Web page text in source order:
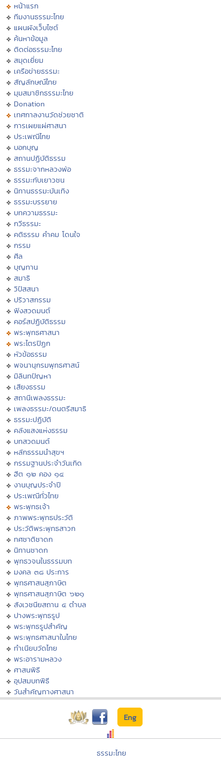
หน้าแรก
ทีมงานธรรมะไทย
แผนผังเว็บไซต์
ค้นหาข้อมูล
ติดต่อธรรมะไทย
สมุดเยี่ยม
เครือข่ายธรรมะ
สัญลักษณ์ไทย
มุมสมาชิกธรรมะไทย
Donation
เทศกาลงานวัดช่วยชาติ
การเผยแผ่ศาสนา
ประเพณีไทย
บอกบุญ
สถานปฏิบัติธรรม
ธรรมะจากหลวงพ่อ
ธรรมะกับเยาวชน
นิทานธรรมะบันเทิง
ธรรมะบรรยาย
บทความธรรมะ
กวีธรรมะ
คติธรรม คำคม โดนใจ
กรรม
ศีล
บุญทาน
สมาธิ
วิปัสสนา
ปริวาสกรรม
ฟังสวดมนต์
คอร์สปฏิบัติธรรม
พระพุทธศาสนา
พระไตรปิฏก
หัวข้อธรรม
พจนานุกรมพุทธศาสน์
มิลินทปัญหา
เสียงธรรม
สถานีเพลงธรรมะ
เพลงธรรมะ/ดนตรีสมาธิ
ธรรมะปฏิบัติ
คลังแสงแห่งธรรม
บทสวดมนต์
หลักธรรมนำสุขฯ
กรรมฐานประจำวันเกิด
ฮีต ๑๒ คอง ๑๔
งานบุญประจำปี
ประเพณีทั่วไทย
พระพุทธเจ้า
ภาพพระพุทธประวัติ
ประวัติพระพุทธสาวก
ทศชาติชาดก
นิทานชาดก
พุทธวจนในธรรมบท
มงคล ๓๘ ประการ
พุทธศาสนสุภาษิต
พุทธศาสนสุภาษิต ๖๒๑
สังเวชนียสถาน ๔ ตำบล
ปางพระพุทธรูป
พระพุทธรูปสำคัญ
พระพุทธศาสนาในไทย
ทำเนียบวัดไทย
พระอารามหลวง
ศาสนพิธี
อุปสมบทพิธี
วันสำคัญทางศาสนา
Eng
ธรรมะไทย